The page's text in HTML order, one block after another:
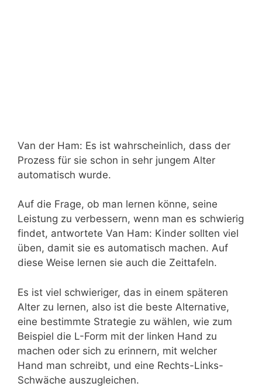
Van der Ham: Es ist wahrscheinlich, dass der
Prozess für sie schon in sehr jungem Alter
automatisch wurde.
Auf die Frage, ob man lernen könne, seine
Leistung zu verbessern, wenn man es schwierig
findet, antwortete Van Ham: Kinder sollten viel
üben, damit sie es automatisch machen. Auf
diese Weise lernen sie auch die Zeittafeln.
Es ist viel schwieriger, das in einem späteren
Alter zu lernen, also ist die beste Alternative,
eine bestimmte Strategie zu wählen, wie zum
Beispiel die L-Form mit der linken Hand zu
machen oder sich zu erinnern, mit welcher
Hand man schreibt, und eine Rechts-Links-
Schwäche auszugleichen.